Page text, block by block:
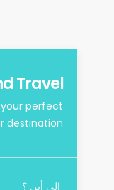
Travel
perfect
destination.